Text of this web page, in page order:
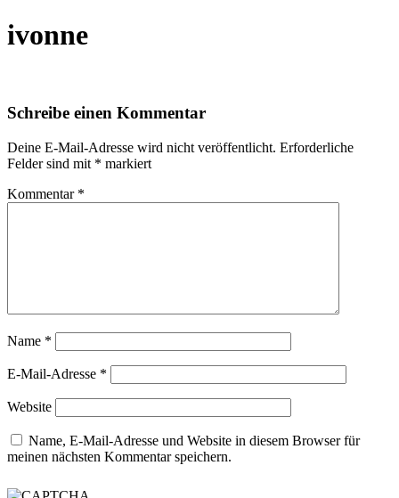
ivonne
Schreibe einen Kommentar
Deine E-Mail-Adresse wird nicht veröffentlicht. Erforderliche
Felder sind mit * markiert
Kommentar *
Name *
E-Mail-Adresse *
Website
Name, E-Mail-Adresse und Website in diesem Browser für
meinen nächsten Kommentar speichern.